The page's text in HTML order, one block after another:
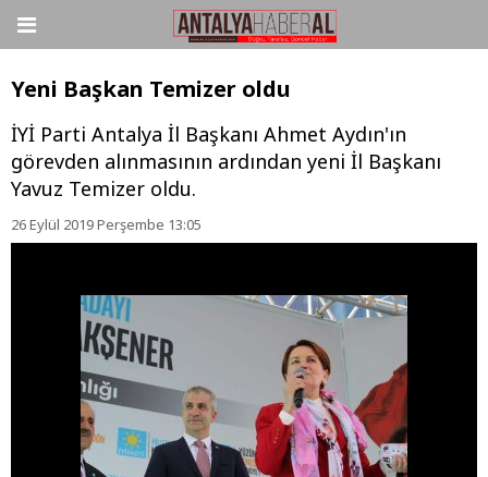
Yeni Başkan Temizer oldu
İYİ Parti Antalya İl Başkanı Ahmet Aydın'ın
görevden alınmasının ardından yeni İl Başkanı
Yavuz Temizer oldu.
26 Eylül 2019 Perşembe 13:05